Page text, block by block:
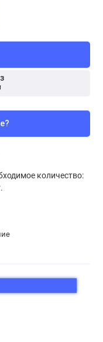
количество: